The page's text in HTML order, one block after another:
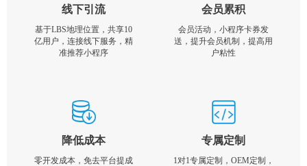
线下引流
基于LBS地理位置，共享10
亿用户，连接线下服务，精
准推荐小程序
会员累积
会员活动，小程序卡券发
送，提升会员机制，提高用
户粘性
降低成本
零开发成本，免去平台提成
专属定制
1对1专属定制，OEM定制，